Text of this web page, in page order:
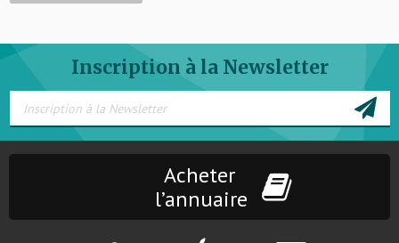
Inscription à la Newsletter
Acheter
l’annuaire